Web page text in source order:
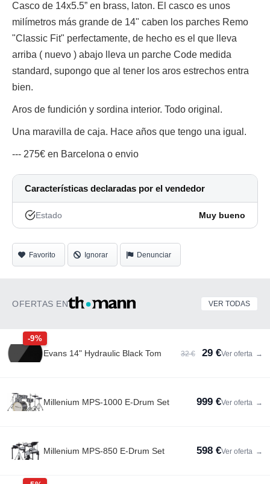
Casco de 14x5.5” en brass, laton. El casco es unos
milímetros más grande de 14" caben los parches Remo
"Classic Fit" perfectamente, de hecho es el que lleva
arriba ( nuevo ) abajo lleva un parche Code medida
standard, supongo que al tener los aros estrechos entra
bien.
Aros de fundición y sordina interior. Todo original.
Una maravilla de caja. Hace años que tengo una igual.
--- 275€ en Barcelona o envio
Características declaradas por el vendedor
Estado Muy bueno
Favorito Ignorar Denunciar
OFERTAS EN VER TODAS
-9%
Evans 14" Hydraulic Black Tom 32 € 29 €Ver oferta →
Millenium MPS-1000 E-Drum Set 999 €Ver oferta →
Millenium MPS-850 E-Drum Set 598 €Ver oferta →